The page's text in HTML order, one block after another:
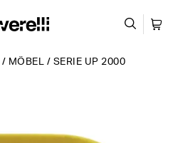
/ MÖBEL / SERIE UP 2000